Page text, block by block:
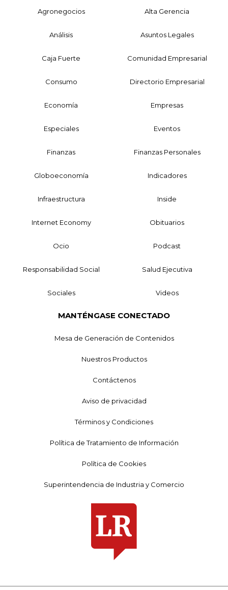
Agronegocios Alta Gerencia
Análisis Asuntos Legales
Caja Fuerte Comunidad Empresarial
Consumo Directorio Empresarial
Economía Empresas
Especiales Eventos
Finanzas Finanzas Personales
Globoeconomía Indicadores
Infraestructura Inside
Internet Economy Obituarios
Ocio Podcast
Responsabilidad Social Salud Ejecutiva
Sociales Videos
MANTÉNGASE CONECTADO
Mesa de Generación de Contenidos
Nuestros Productos
Contáctenos
Aviso de privacidad
Términos y Condiciones
Política de Tratamiento de Información
Política de Cookies
Superintendencia de Industria y Comercio